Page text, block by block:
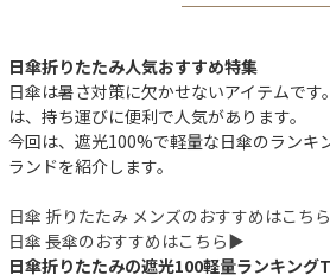
日傘折りたたみ人気おすすめ特集
日傘は暑さ対策に欠かせないアイテムで
は、持ち運びに便利で人気があります。
今回は、遮光100%で軽量な日傘のランキ
ランドを紹介します。
日傘 折りたたみ メンズのおすすめはこち
日傘 長傘のおすすめはこちら▶︎
日傘折りたたみの遮光100軽量ランキング